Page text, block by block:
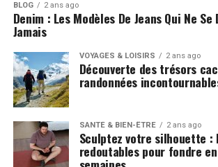
BLOG 2 ans ago
Denim : Les Modèles De Jeans Qui Ne Se
Jamais
VOYAGES & LOISIRS 2 ans ago
Découverte des trésors
randonnées
SANTÉ & BIEN-ÊTRE 2 ans ago
Sculptez votre silhouette :
redoutables pour fondre